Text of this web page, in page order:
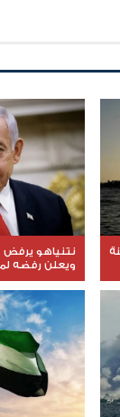
نتنياهو
ويعلن رفضه